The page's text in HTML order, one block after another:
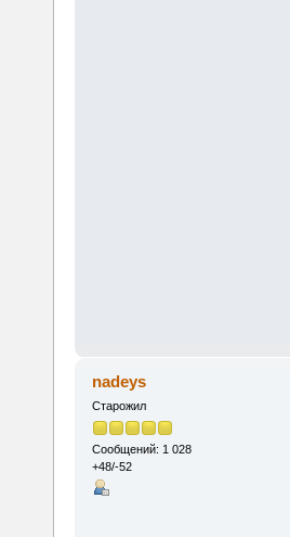
nadeys
Старожил
Сообщений: 1 028
+48/-52